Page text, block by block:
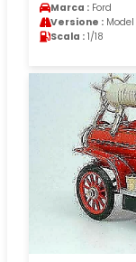
Marca : Ford
Versione : Model
Scala : 1/18